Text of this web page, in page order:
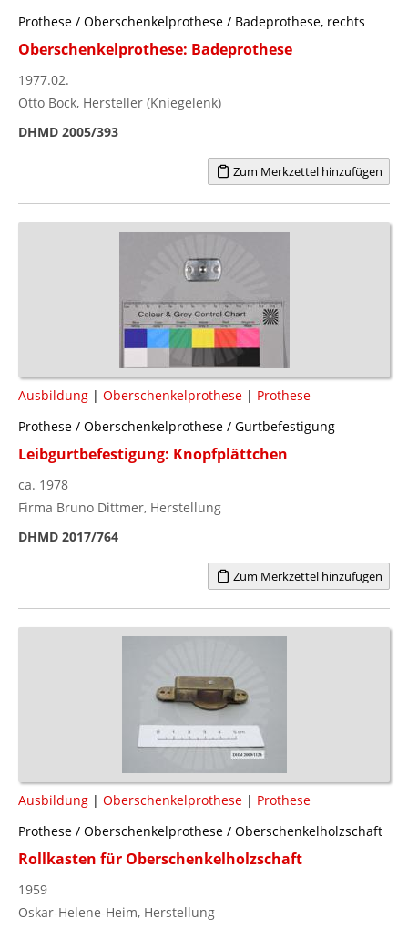
Prothese / Oberschenkelprothese / Badeprothese, rechts
Oberschenkelprothese: Badeprothese
1977.02.
Otto Bock, Hersteller (Kniegelenk)
DHMD 2005/393
Zum Merkzettel hinzufügen
Ausbildung | Oberschenkelprothese | Prothese
Prothese / Oberschenkelprothese / Gurtbefestigung
Leibgurtbefestigung: Knopfplättchen
ca. 1978
Firma Bruno Dittmer, Herstellung
DHMD 2017/764
Zum Merkzettel hinzufügen
Ausbildung | Oberschenkelprothese | Prothese
Prothese / Oberschenkelprothese / Oberschenkelholzschaft
Rollkasten für Oberschenkelholzschaft
1959
Oskar-Helene-Heim, Herstellung